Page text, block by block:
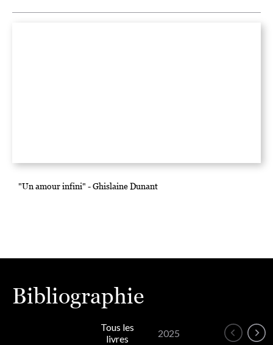
"Un amour infini" - Ghislaine Dunant
Bibliographie
Tous les
livres
2025